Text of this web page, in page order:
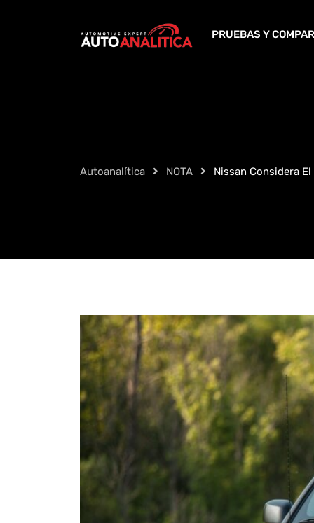
PRUEBAS Y
Autoanalítica NOTA Nissan Considera